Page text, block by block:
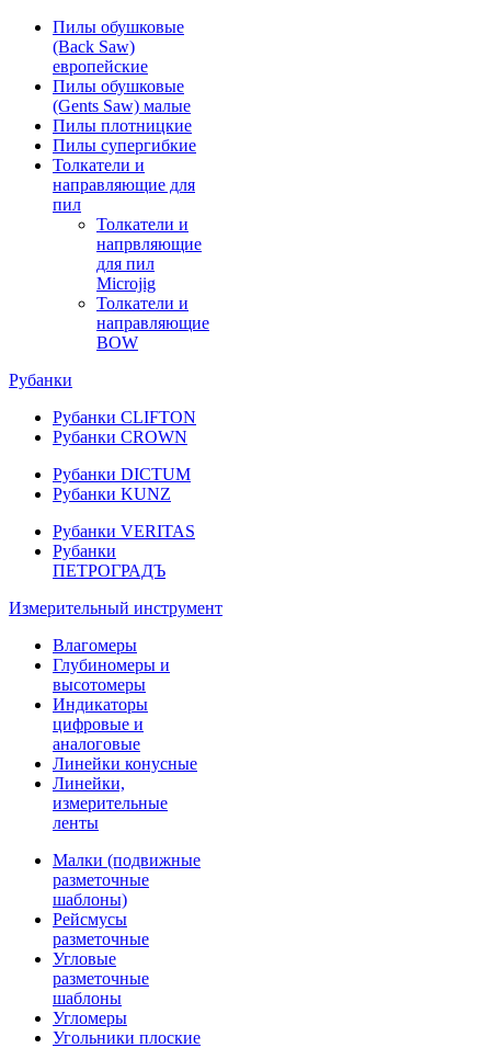
Пилы обушковые
(Back Saw)
европейские
Пилы обушковые
(Gents Saw) малые
Пилы плотницкие
Пилы супергибкие
Толкатели и
направляющие для
пил
Толкатели и
напрвляющие
для пил
Microjig
Толкатели и
направляющие
BOW
Рубанки
Рубанки CLIFTON
Рубанки CROWN
Рубанки DICTUM
Рубанки KUNZ
Рубанки VERITAS
Рубанки
ПЕТРОГРАДЪ
Измерительный инструмент
Влагомеры
Глубиномеры и
высотомеры
Индикаторы
цифровые и
аналоговые
Линейки конусные
Линейки,
измерительные
ленты
Малки (подвижные
разметочные
шаблоны)
Рейсмусы
разметочные
Угловые
разметочные
шаблоны
Угломеры
Угольники плоские